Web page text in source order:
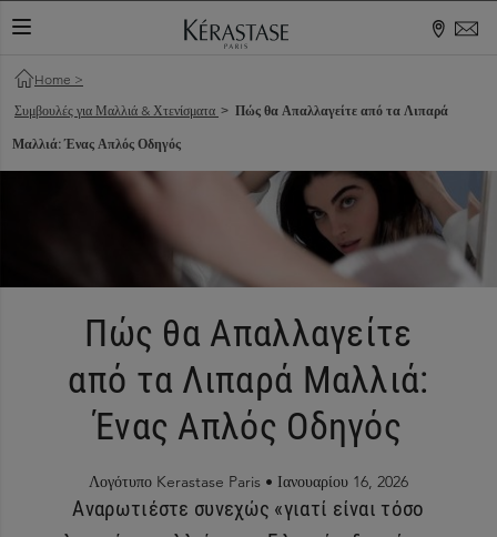
ΕΝΑΛΛΑΓΉ ΠΕΡΙΉΓΗΣΗΣ
Home >
Συμβουλές για Μαλλιά & Χτενίσματα > Πώς θα Απαλλαγείτε από τα Λιπαρά
Μαλλιά: Ένας Απλός Οδηγός
Πώς θα Απαλλαγείτε
από τα Λιπαρά Μαλλιά:
Ένας Απλός Οδηγός
Λογότυπο Kerastase Paris • Ιανουαρίου 16, 2026
Αναρωτιέστε συνεχώς «γιατί είναι τόσο